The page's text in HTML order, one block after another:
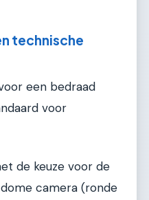
technische
een bedraad
voor
de keuze voor de
camera (ronde